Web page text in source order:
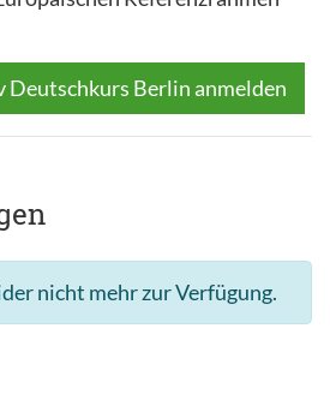
Deutschkurs Berlin anmelden
nicht mehr zur Verfügung.